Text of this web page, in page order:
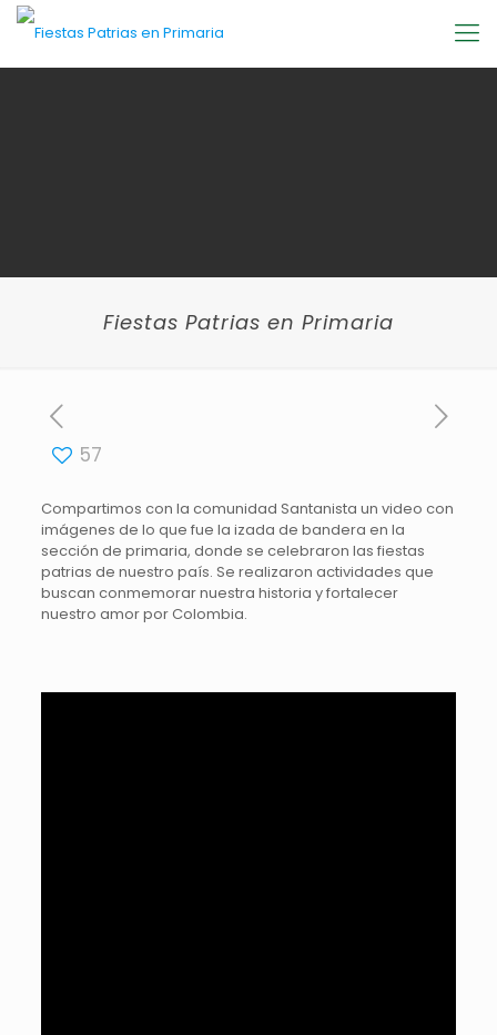
Fiestas Patrias en Primaria
57
Compartimos con la comunidad Santanista un video con
imágenes de lo que fue la izada de bandera en la
sección de primaria, donde se celebraron las fiestas
patrias de nuestro país. Se realizaron actividades que
buscan conmemorar nuestra historia y fortalecer
nuestro amor por Colombia.